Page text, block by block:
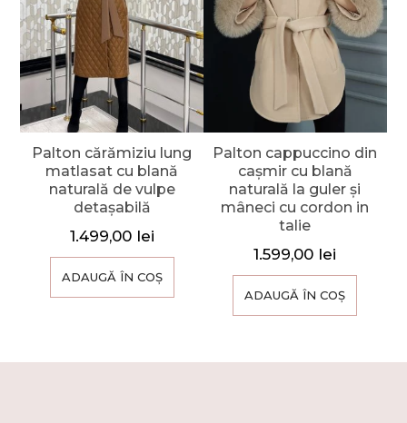
Palton cărămiziu lung
matlasat cu blană
naturală de vulpe
detașabilă
1.499,00 lei
ADAUGĂ ÎN COȘ
Palton cappuccino din
cașmir cu blană
naturală la guler și
mâneci cu cordon in
talie
1.599,00 lei
ADAUGĂ ÎN COȘ